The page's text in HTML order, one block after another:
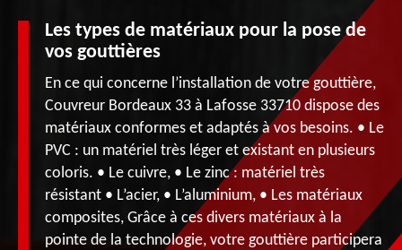
Les types de matériaux pour la pose de
vos gouttières
En ce qui concerne l’installation de votre gouttière,
Couvreur Bordeaux 33 à Lafosse 33710 dispose des
matériaux conformes et adaptés à vos besoins. • Le
PVC : un matériel très léger et existant en plusieurs
coloris. • Le cuivre, • Le zinc : matériel très
résistant • L’acier, • L’aluminium, • Les matériaux
composites, Grâce à ces divers matériaux à la
pointe de la technologie, votre gouttière participera